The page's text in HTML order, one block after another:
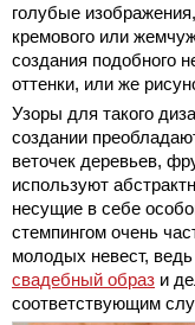
голубые
кремового или
создания подобного
оттенки, или же
Узоры для такого
создании
веточек деревьев,
используют
несущие в себе
стемпингом очень
молодых невест,
свадебный образ и
соответствующим